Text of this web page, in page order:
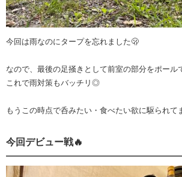
今回は雨なのにタープを忘れました🫢
なので、最後の足掻きとして前室の部分をポール
これで雨対策もバッチリ◎
もうこの時点で呑みたい・食べたい欲に駆られ
今回デビュー戦🔥